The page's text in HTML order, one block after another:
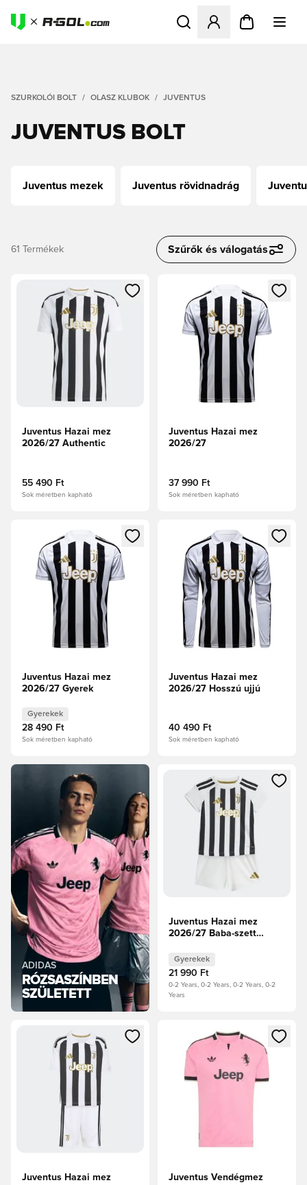
Megnyit egy modált a
SZURKOLÓI BOLT OLASZ KLUBOK JUVENTUS
JUVENTUS BOLT
Juventus mezek Juventus rövidnadrág
61 Termékek Szűrők és válogatás
Megnyit egy modált a bejelentkezéshez vagy a tagként
Juventus Hazai mez
2026/27 Authentic
55 490 Ft
Sok méretben kapható
Megnyit egy modált a
Juventus Hazai mez
2026/27
37 990 Ft
Sok méretben kapható
Megnyit egy modált a bejelentkezéshez vagy a tagként
Juventus Hazai mez
2026/27 Gyerek
Gyerekek
28 490 Ft
Sok méretben kapható
Megnyit egy modált a
Juventus Hazai mez
2026/27 Hosszú ujjú
40 490 Ft
Sok méretben kapható
ADIDAS
RÓZSASZÍNBEN
SZÜLETETT
Megnyit egy modált a
Juventus Hazai mez
2026/27 Baba-szett
Gyerekek
21 990 Ft
0-2 Years, 0-2 Years, 0-2 Years, 0-2
Years
Megnyit egy modált a bejelentkezéshez vagy a tagként
Juventus Hazai mez
Megnyit egy modált a
Juventus Vendégmez